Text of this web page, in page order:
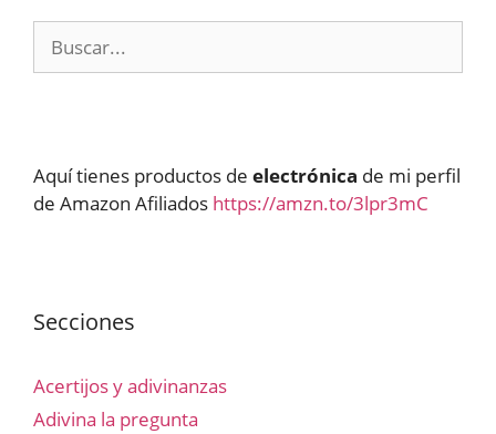
Aquí tienes productos de electrónica de mi perfil
de Amazon Afiliados https://amzn.to/3lpr3mC
Secciones
Acertijos y adivinanzas
Adivina la pregunta